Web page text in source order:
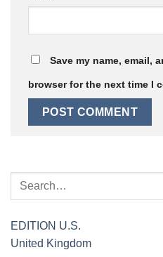
Save my name, email,
browser for the next time I
EDITION U.S.
United Kingdom